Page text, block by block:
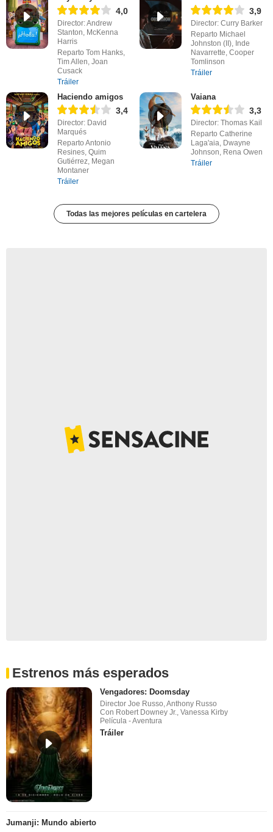
4,0
Director: Andrew
Stanton, McKenna
Harris
Reparto Tom Hanks,
Tim Allen, Joan
Cusack
Tráiler
3,9
Director: Curry Barker
Reparto Michael
Johnston (II), Inde
Navarrette, Cooper
Tomlinson
Tráiler
Haciendo amigos
3,4
Director: David
Marqués
Reparto Antonio
Resines, Quim
Gutiérrez, Megan
Montaner
Tráiler
Vaiana
3,3
Director: Thomas Kail
Reparto Catherine
Laga'aia, Dwayne
Johnson, Rena Owen
Tráiler
Todas las mejores películas en cartelera
Estrenos más esperados
Vengadores: Doomsday
Director Joe Russo, Anthony Russo
Con Robert Downey Jr., Vanessa Kirby
Película - Aventura
Tráiler
Jumanji: Mundo abierto